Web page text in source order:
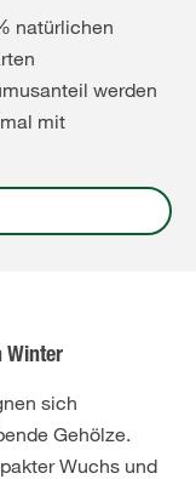
natürlichen
werden
mit
Winter
sich
Gehölze.
Wuchs und